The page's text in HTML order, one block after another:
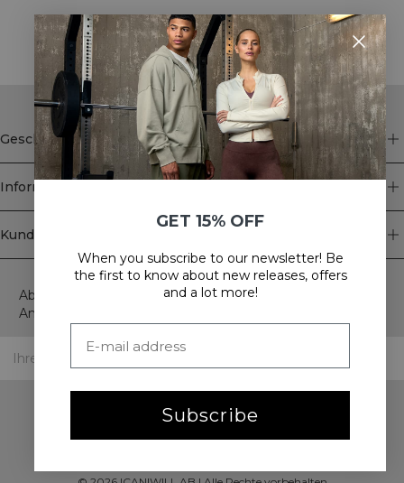
STYLE WITH
Geschäft
Information
Kundendienst
Newsletter
Abonnieren Sie unseren Newsletter! Erhalten Sie exklusive
Angebote, unsere neuesten Nachrichten und vieles mehr.
GET 15% OFF
When you subscribe to our newsletter! Be
the first to know about new releases, offers
and a lot more!
Subscribe